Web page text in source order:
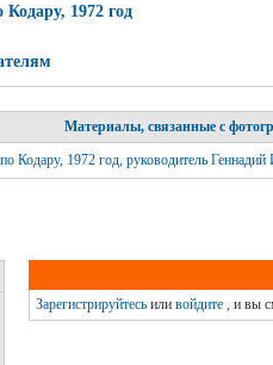
1972 год
Материалы, связанные с
Кодару, 1972 год, руководитель Геннадий
Зарегистрируйтесьили войдите, и вы